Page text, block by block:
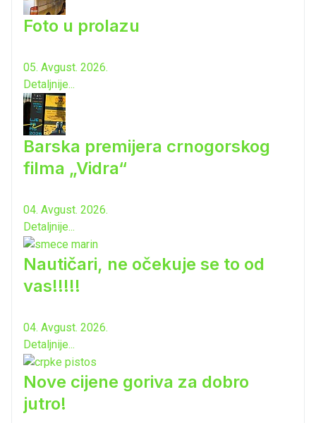
Foto u prolazu
05. Avgust. 2026.
Detaljnije...
Barska premijera crnogorskog
filma „Vidra“
04. Avgust. 2026.
Detaljnije...
Nautičari, ne očekuje se to od
vas!!!!!
04. Avgust. 2026.
Detaljnije...
Nove cijene goriva za dobro
jutro!